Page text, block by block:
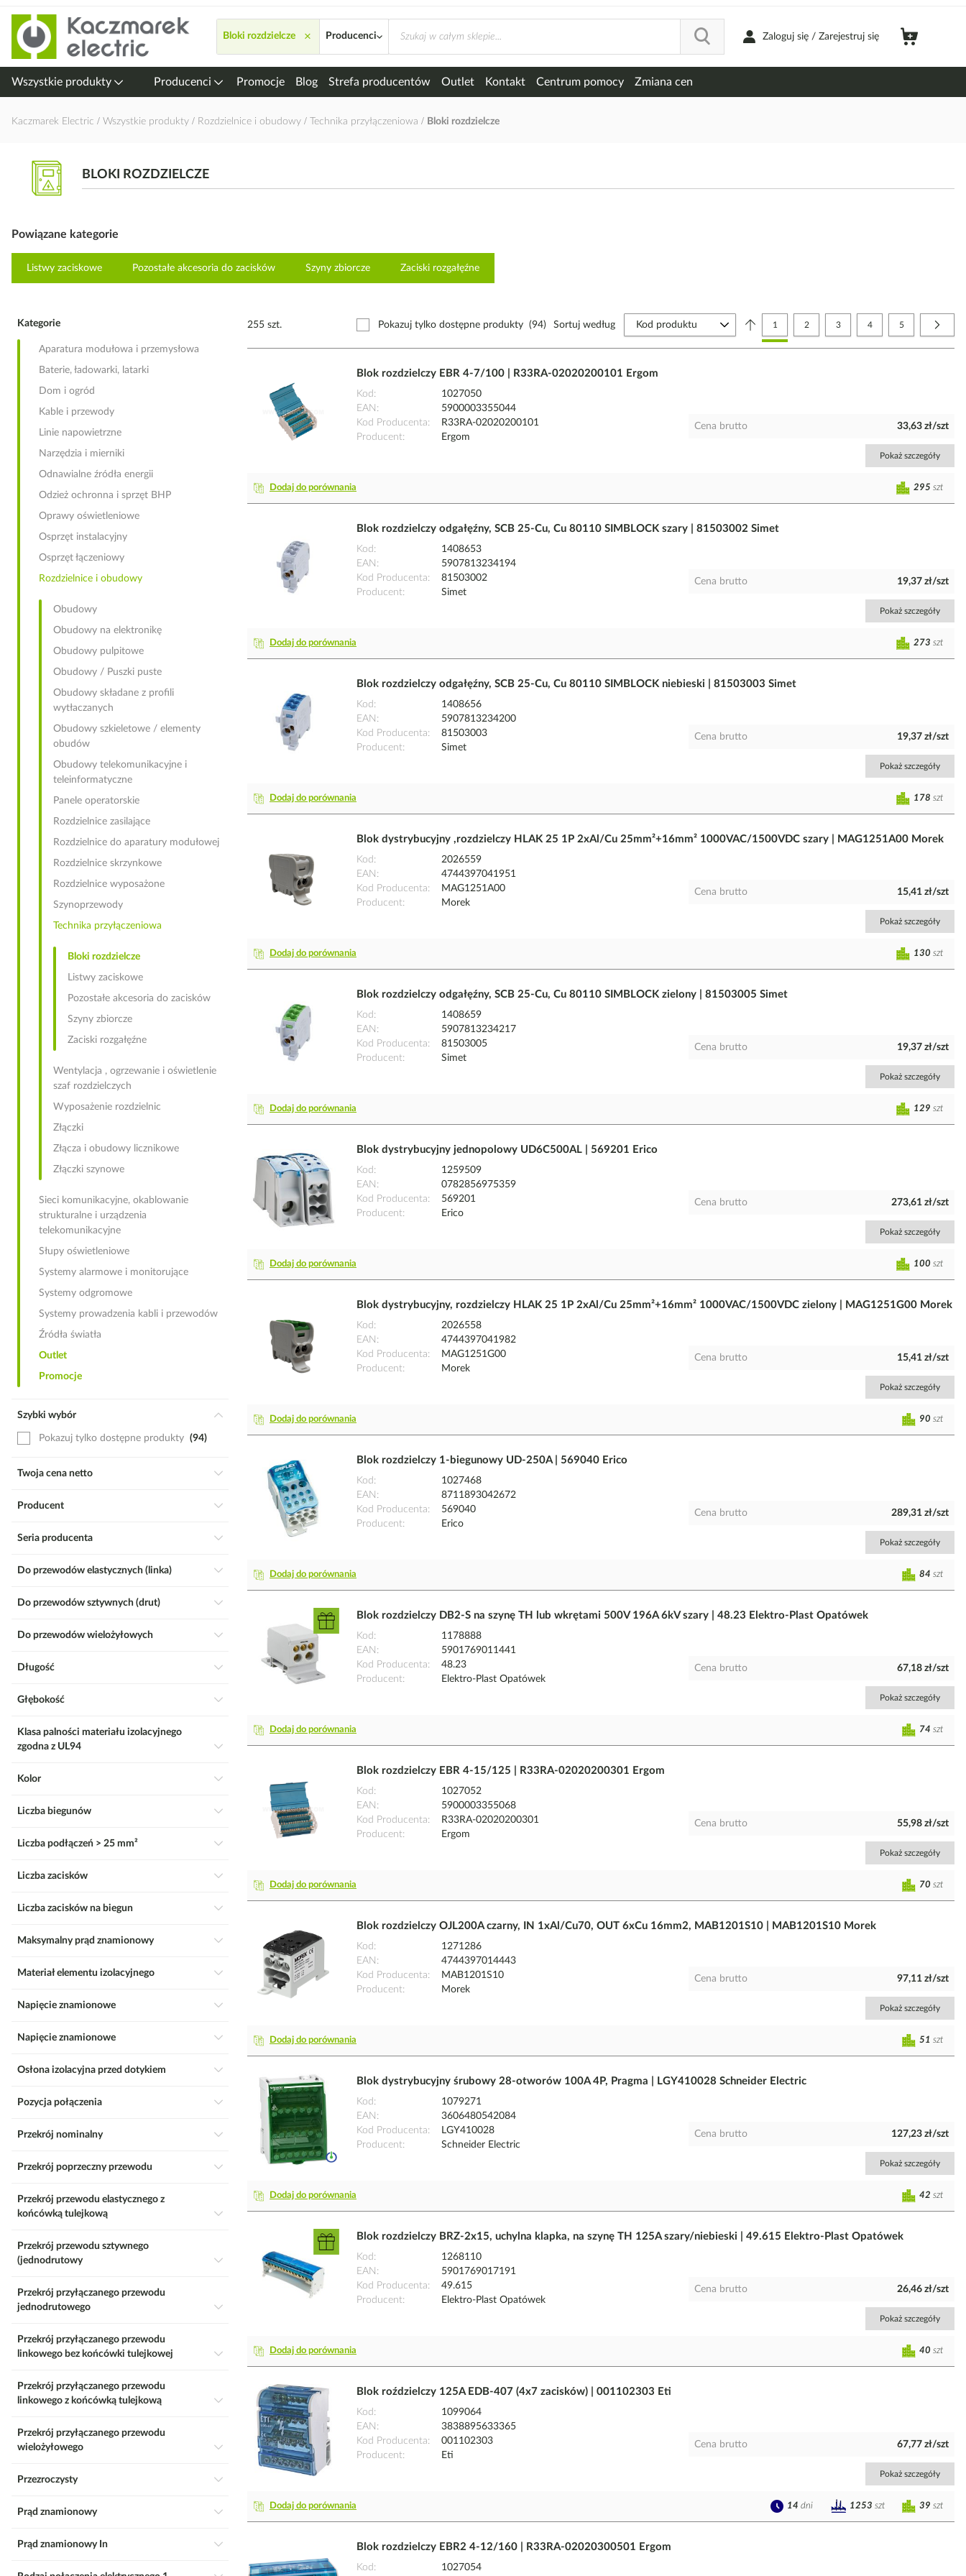
Przejdź
do
treści
Bloki rozdzielcze × Producenci Zaloguj się / Zarejestruj się
Wszystkie produkty Producenci Promocje Blog Strefa producentów Outlet Kontakt Centrum pomocy Zmiana cen
Kaczmarek Electric Wszystkie produkty Rozdzielnice i obudowy Technika przyłączeniowa Bloki rozdzielcze
BLOKI ROZDZIELCZE
Powiązane kategorie
Listwy zaciskowe Pozostałe akcesoria do zacisków Szyny zbiorcze Zaciski rozgałęźne
255 szt. Pokazuj tylko dostępne produkty (94) Strona
Aktualnie czytasz stronę
1 Strona
2 Strona
3 Strona
4 Strona
5
Sortuj według
Blok rozdzielczy EBR 4-7/100 | R33RA-02020200101 Ergom
Kod
1027050
EAN
5900003355044
Kod Producenta
R33RA-02020200101
Producent
Ergom
Cena brutto 33,63 zł/szt
Pokaż szczegóły
Dodaj do porównania 295 szt
Blok rozdzielczy odgałęźny, SCB 25-Cu, Cu 80110 SIMBLOCK szary | 81503002 Simet
Kod
1408653
EAN
5907813234194
Kod Producenta
81503002
Producent
Simet
Cena brutto 19,37 zł/szt
Pokaż szczegóły
Dodaj do porównania 273 szt
Blok rozdzielczy odgałęźny, SCB 25-Cu, Cu 80110 SIMBLOCK niebieski | 81503003 Simet
Kod
1408656
EAN
5907813234200
Kod Producenta
81503003
Producent
Simet
Cena brutto 19,37 zł/szt
Pokaż szczegóły
Dodaj do porównania 178 szt
Blok dystrybucyjny ,rozdzielczy HLAK 25 1P 2xAl/Cu 25mm²+16mm² 1000VAC/1500VDC szary | MAG1251A00 Morek
Kod
2026559
EAN
4744397041951
Kod Producenta
MAG1251A00
Producent
Morek
Cena brutto 15,41 zł/szt
Pokaż szczegóły
Dodaj do porównania 130 szt
Blok rozdzielczy odgałęźny, SCB 25-Cu, Cu 80110 SIMBLOCK zielony | 81503005 Simet
Kod
1408659
EAN
5907813234217
Kod Producenta
81503005
Producent
Simet
Cena brutto 19,37 zł/szt
Pokaż szczegóły
Dodaj do porównania 129 szt
Blok dystrybucyjny jednopolowy UD6C500AL | 569201 Erico
Kod
1259509
EAN
0782856975359
Kod Producenta
569201
Producent
Erico
Cena brutto 273,61 zł/szt
Pokaż szczegóły
Dodaj do porównania 100 szt
Blok dystrybucyjny, rozdzielczy HLAK 25 1P 2xAl/Cu 25mm²+16mm² 1000VAC/1500VDC zielony | MAG1251G00 Morek
Kod
2026558
EAN
4744397041982
Kod Producenta
MAG1251G00
Producent
Morek
Cena brutto 15,41 zł/szt
Pokaż szczegóły
Dodaj do porównania 90 szt
Blok rozdzielczy 1-biegunowy UD-250A | 569040 Erico
Kod
1027468
EAN
8711893042672
Kod Producenta
569040
Producent
Erico
Cena brutto 289,31 zł/szt
Pokaż szczegóły
Dodaj do porównania 84 szt
Blok rozdzielczy DB2-S na szynę TH lub wkrętami 500V 196A 6kV szary | 48.23 Elektro-Plast Opatówek
Kod
1178888
EAN
5901769011441
Kod Producenta
48.23
Producent
Elektro-Plast Opatówek
Cena brutto 67,18 zł/szt
Pokaż szczegóły
Dodaj do porównania 74 szt
Blok rozdzielczy EBR 4-15/125 | R33RA-02020200301 Ergom
Kod
1027052
EAN
5900003355068
Kod Producenta
R33RA-02020200301
Producent
Ergom
Cena brutto 55,98 zł/szt
Pokaż szczegóły
Dodaj do porównania 70 szt
Blok rozdzielczy OJL200A czarny, IN 1xAl/Cu70, OUT 6xCu 16mm2, MAB1201S10 | MAB1201S10 Morek
Kod
1271286
EAN
4744397014443
Kod Producenta
MAB1201S10
Producent
Morek
Cena brutto 97,11 zł/szt
Pokaż szczegóły
Dodaj do porównania 51 szt
Blok dystrybucyjny śrubowy 28-otworów 100A 4P, Pragma | LGY410028 Schneider Electric
Kod
1079271
EAN
3606480542084
Kod Producenta
LGY410028
Producent
Schneider Electric
Cena brutto 127,23 zł/szt
Pokaż szczegóły
Dodaj do porównania 42 szt
Blok rozdzielczy BRZ-2x15, uchylna klapka, na szynę TH 125A szary/niebieski | 49.615 Elektro-Plast Opatówek
Kod
1268110
EAN
5901769017191
Kod Producenta
49.615
Producent
Elektro-Plast Opatówek
Cena brutto 26,46 zł/szt
Pokaż szczegóły
Dodaj do porównania 40 szt
Blok roździelczy 125A EDB-407 (4x7 zacisków) | 001102303 Eti
Kod
1099064
EAN
3838895633365
Kod Producenta
001102303
Producent
Eti
Cena brutto 67,77 zł/szt
Pokaż szczegóły
Dodaj do porównania 39 szt
14 dni 1253 szt
Blok rozdzielczy EBR2 4-12/160 | R33RA-02020300501 Ergom
Kod 1027054
Kategorie
Aparatura modułowa i przemysłowa
Baterie, ładowarki, latarki
Dom i ogród
Kable i przewody
Linie napowietrzne
Narzędzia i mierniki
Odnawialne źródła energii
Odzież ochronna i sprzęt BHP
Oprawy oświetleniowe
Osprzęt instalacyjny
Osprzęt łączeniowy
Rozdzielnice i obudowy
Obudowy
Obudowy na elektronikę
Obudowy pulpitowe
Obudowy / Puszki puste
Obudowy składane z profili
wytłaczanych
Obudowy szkieletowe / elementy
obudów
Obudowy telekomunikacyjne i
teleinformatyczne
Panele operatorskie
Rozdzielnice zasilające
Rozdzielnice do aparatury modułowej
Rozdzielnice skrzynkowe
Rozdzielnice wyposażone
Szynoprzewody
Technika przyłączeniowa
Bloki rozdzielcze
Listwy zaciskowe
Pozostałe akcesoria do zacisków
Szyny zbiorcze
Zaciski rozgałęźne
Wentylacja , ogrzewanie i oświetlenie
szaf rozdzielczych
Wyposażenie rozdzielnic
Złączki
Złącza i obudowy licznikowe
Złączki szynowe
Sieci komunikacyjne, okablowanie
strukturalne i urządzenia
telekomunikacyjne
Słupy oświetleniowe
Systemy alarmowe i monitorujące
Systemy odgromowe
Systemy prowadzenia kabli i przewodów
Źródła światła
Outlet
Promocje
Szybki wybór
Pokazuj tylko dostępne produkty 94
Twoja cena netto
Producent
Seria producenta
Do przewodów elastycznych (linka)
Do przewodów sztywnych (drut)
Do przewodów wielożyłowych
Długość
Głębokość
Klasa palności materiału izolacyjnego
zgodna z UL94
Kolor
Liczba biegunów
Liczba podłączeń > 25 mm²
Liczba zacisków
Liczba zacisków na biegun
Maksymalny prąd znamionowy
Materiał elementu izolacyjnego
Napięcie znamionowe
Napięcie znamionowe
Osłona izolacyjna przed dotykiem
Pozycja połączenia
Przekrój nominalny
Przekrój poprzeczny przewodu
Przekrój przewodu elastycznego z
końcówką tulejkową
Przekrój przewodu sztywnego
(jednodrutowy
Przekrój przyłączanego przewodu
jednodrutowego
Przekrój przyłączanego przewodu
linkowego bez końcówki tulejkowej
Przekrój przyłączanego przewodu
linkowego z końcówką tulejkową
Przekrój przyłączanego przewodu
wielożyłowego
Przezroczysty
Prąd znamionowy
Prąd znamionowy In